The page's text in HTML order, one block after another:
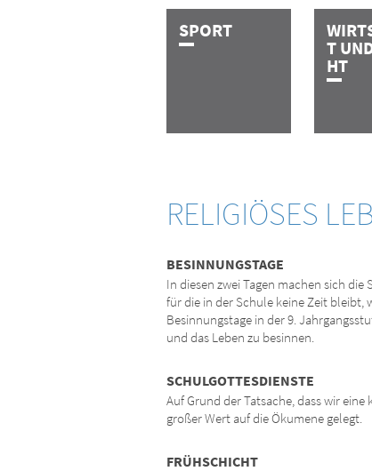
S­P­O­R­T
T­
H­T
RELIGIÖSES
BESINNUNGSTAGE
In diesen zwei Tagen machen sich
für die in der Schule keine Zeit bleibt,
Besinnungstage in der 9.
und das Leben zu besinnen.
SCHULGOTTESDIENSTE
Auf Grund der Tatsache, dass wir
großer Wert auf die Ökumene gelegt.
FRÜHSCHICHT